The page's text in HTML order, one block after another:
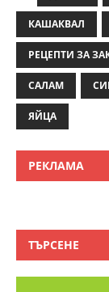
КАШАКВАЛ
РЕЦЕПТИ ЗА
САЛАМ
ЯЙЦА
РЕКЛАМА
ТЪРСЕНЕ